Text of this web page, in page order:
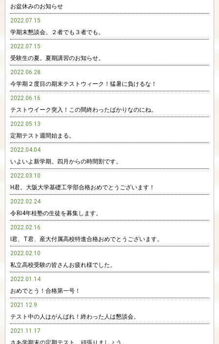
お盆休みのお知らせ
2022.07.15
学期末懇談会。２者でも３者でも。
2022.07.15
受験生の夏。夏期講習のお知らせ。
2022.06.28
今学期２度目の期末テストウィーク！猛暑に負けるな！
2022.06.16
テストウイーク突入！この間終わったばかりなのにね。
2022.05.13
定期テスト週間始まる。
2022.04.04
いよいよ新学期。四月からの時間割です。
2022.03.10
H君。大阪大学基礎工学部合格おめでとうございます！
2022.02.24
令和4年桂塾の生徒を募集します。
2022.02.16
I君、T君、産大付属高校特進合格おめでとうございます。
2022.02.10
私立高校受験の皆さんお疲れ様でした。
2022.01.14
おめでとう！合格第一号！
2021.12.9
テスト中の人はがんばれ！終わった人は懇談会。
2021.11.17
さあ学期末の定期テスト。頑張りましょう。